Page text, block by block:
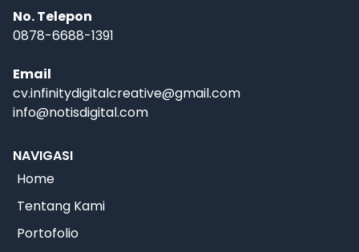
No. Telepon
0878-6688-1391
Email
cv.infinitydigitalcreative@gmail.com
info@notisdigital.com
NAVIGASI
Home
Tentang Kami
Portofolio